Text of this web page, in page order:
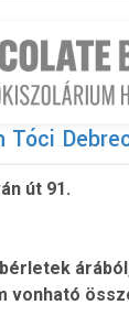
Tóci
út 91.
vonható